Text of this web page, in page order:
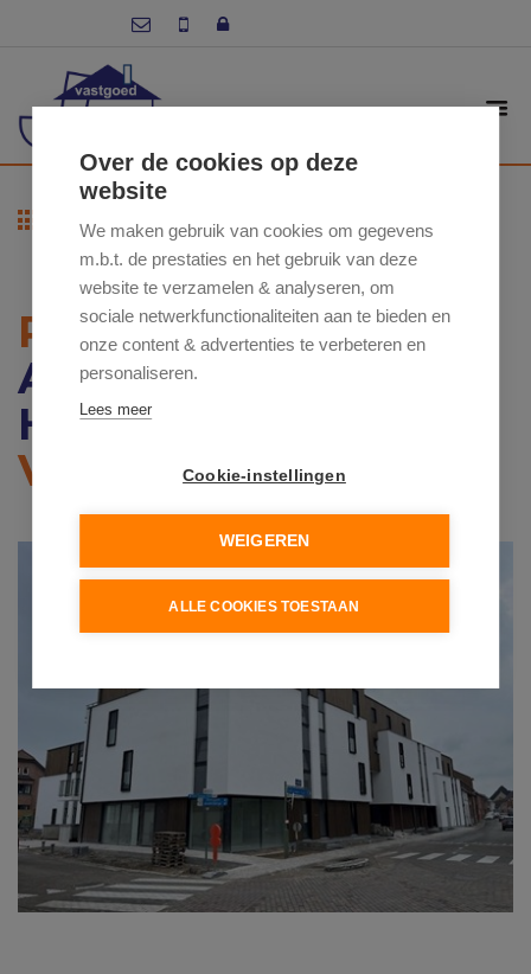
Terug naar overzicht
RESIDENTIE WOLF
ARESTRAAT 1, 9550
HERZELE
VERKOCHT
Over de cookies op deze
website
We maken gebruik van cookies om gegevens
m.b.t. de prestaties en het gebruik van deze
website te verzamelen & analyseren, om
sociale netwerkfunctionaliteiten aan te bieden en
onze content & advertenties te verbeteren en
personaliseren.
Lees meer
Cookie-instellingen
WEIGEREN
ALLE COOKIES TOESTAAN